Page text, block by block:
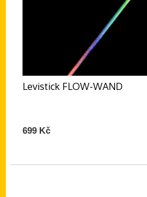
Levistick FLOW-WAND
699 Kč